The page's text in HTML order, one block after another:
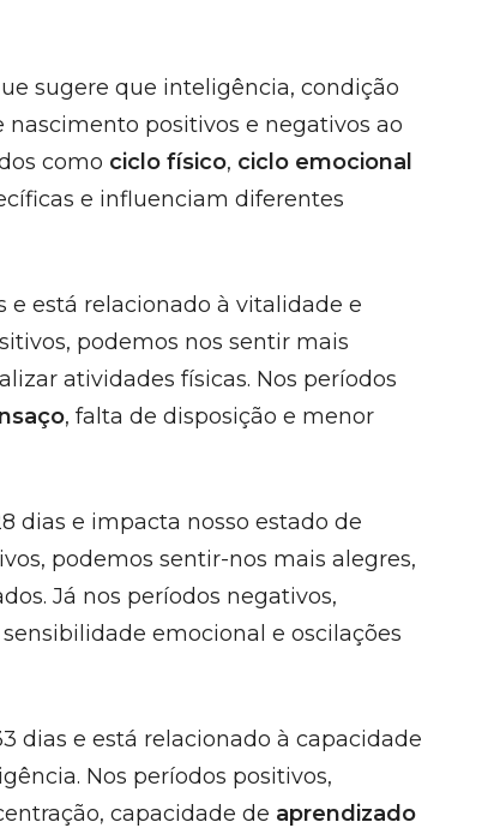
sugere que inteligência, condição
positivos e negativos ao
como ciclo físico, ciclo emocional
e influenciam diferentes
está relacionado à vitalidade e
podemos nos sentir mais
atividades físicas. Nos períodos
, falta de disposição e menor
dias e impacta nosso estado de
podemos sentir-nos mais alegres,
Já nos períodos negativos,
sensibilidade emocional e oscilações
dias e está relacionado à capacidade
Nos períodos positivos,
capacidade de aprendizado